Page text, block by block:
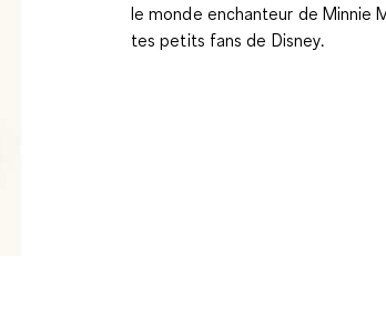
le monde enchanteur de Minnie
tes petits fans de Disney.